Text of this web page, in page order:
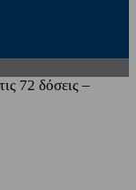
72 δόσεις –